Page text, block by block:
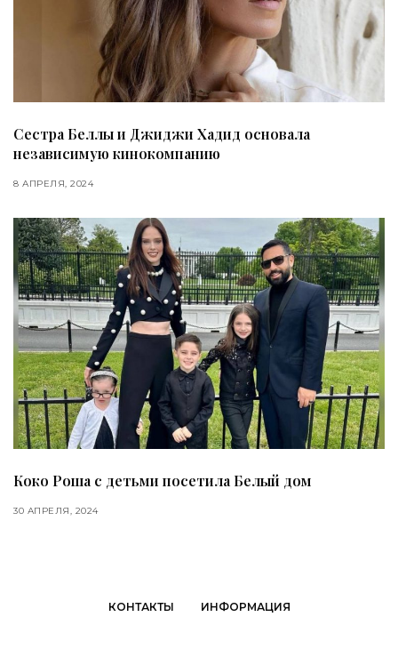
Сестра Беллы и Джиджи Хадид основала
независимую кинокомпанию
8 АПРЕЛЯ, 2024
Коко Роша с детьми посетила Белый дом
30 АПРЕЛЯ, 2024
КОНТАКТЫ ИНФОРМАЦИЯ